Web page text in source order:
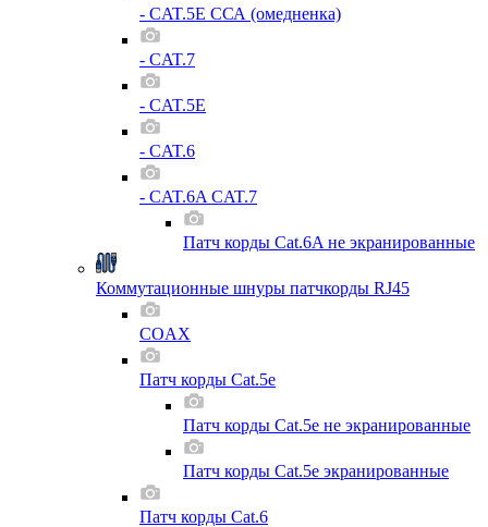
- CAT.5E ССА (омедненка)
- CAT.7
- CAT.5E
- CAT.6
- CAT.6A CAT.7
Патч корды Cat.6A не экранированные
Коммутационные шнуры патчкорды RJ45
COAX
Патч корды Cat.5e
Патч корды Cat.5e не экранированные
Патч корды Cat.5e экранированные
Патч корды Cat.6